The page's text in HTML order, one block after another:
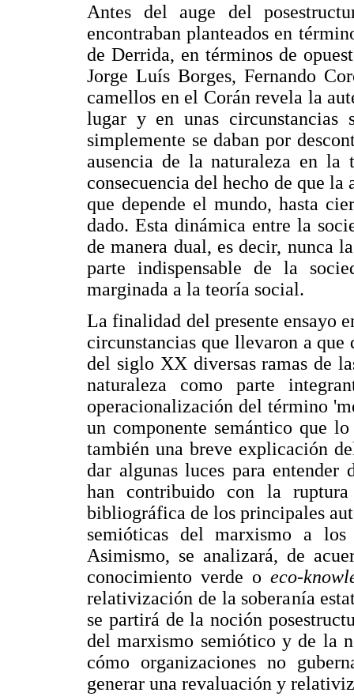
Antes del auge del
encontraban planteados en
de Derrida, en términos de
Jorge Luís Borges, Fernando
camellos en el Corán revela la
lugar y en unas circunstancias
simplemente se daban por
ausencia de la naturaleza en la
consecuencia del hecho de que
que depende el mundo, hasta
dado. Esta dinámica entre la
de manera dual, es decir, nunca
parte indispensable de la
marginada a la teoría social.
La finalidad del presente ensayo
circunstancias que llevaron a
del siglo XX diversas ramas de
naturaleza como parte
operacionalización del término
un componente semántico que
también una breve explicación
dar algunas luces para entender
han contribuido con la
bibliográfica de los principales
semióticas del marxismo a los
Asimismo, se analizará, de
conocimiento verde o eco-
relativización de la soberanía
se partirá de la noción
del marxismo semiótico y de la
cómo organizaciones no
generar una revaluación y